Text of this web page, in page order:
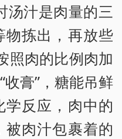
汤汁是肉量的三
物拣出，再放些
照肉的比例肉加
膏”，糖能吊鲜
反应，肉中的
肉汁包裹着的